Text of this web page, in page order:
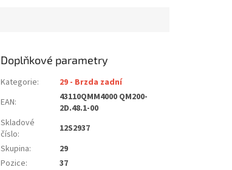
Doplňkové parametry
Kategorie:
29 - Brzda zadní
EAN:
43110QMM4000 QM200-
2D.48.1-00
Skladové
číslo:
12S2937
Skupina:
29
Pozice:
37